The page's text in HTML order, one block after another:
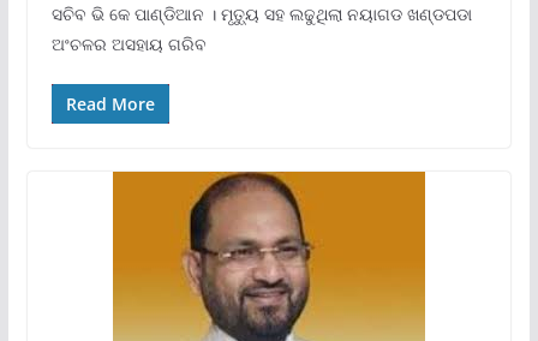
ସଚିବ ଭି କେ ପାଣ୍ଡିଆନ । ମୃତ୍ୟୁ ସହ ଲଢୁଥିଲା ନୟାଗଡ ଖଣ୍ଡପଡା
ଅଂଚଳର ଅସହାୟ ଗରିବ
Read More